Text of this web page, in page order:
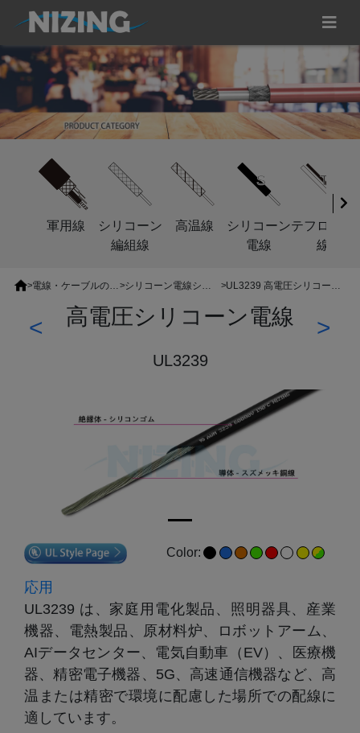
軍用線
シリコーン
編組線
高温線
シリコーン
電線
テフロン電
線
> > >
< 高電圧シリコーン電線 >
UL3239
Color:
応用
UL3239 は、家庭用電化製品、照明器具、産業
機器、電熱製品、原材料炉、ロボットアーム、
AIデータセンター、電気自動車（EV）、医療機
器、精密電子機器、5G、高速通信機器など、高
温または精密で環境に配慮した場所での配線に
適しています。